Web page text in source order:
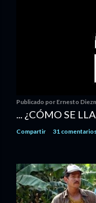
Publicado por Ernesto
... ¿CÓMO SE
Compartir 31